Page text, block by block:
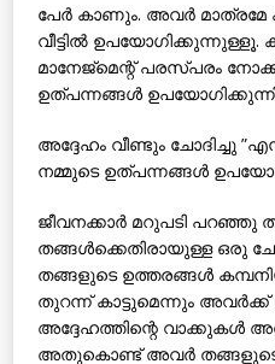
പേര്‍ കാണും. അവര്‍ മാത്രമേ
വീട്ടില്‍ ഉപയോഗിക്കുന്നുള്ളൂ.
മാനേജ്മെന്റ് പരസ്പരം
ഉത്പന്നങ്ങള്‍
അദ്ദേഹം വീണ്ടും ചോദിച്ചു
നമ്മുടെ ഉത്പന്നങ്ങള്‍
ജീവനക്കാര്‍ മറുപടി പറഞ്ഞു
തങ്ങള്‍ക്കെതിരായുള്ള ഒരു
തങ്ങളുടെ ഉത്തരങ്ങള്‍
തുറന്ന് കാട്ടുമെന്നും അവര്‍ക്ക്
അദ്ദേഹത്തിന്റെ
അതുകൊണ്ട് അവര്‍ തങ്ങളുടെ